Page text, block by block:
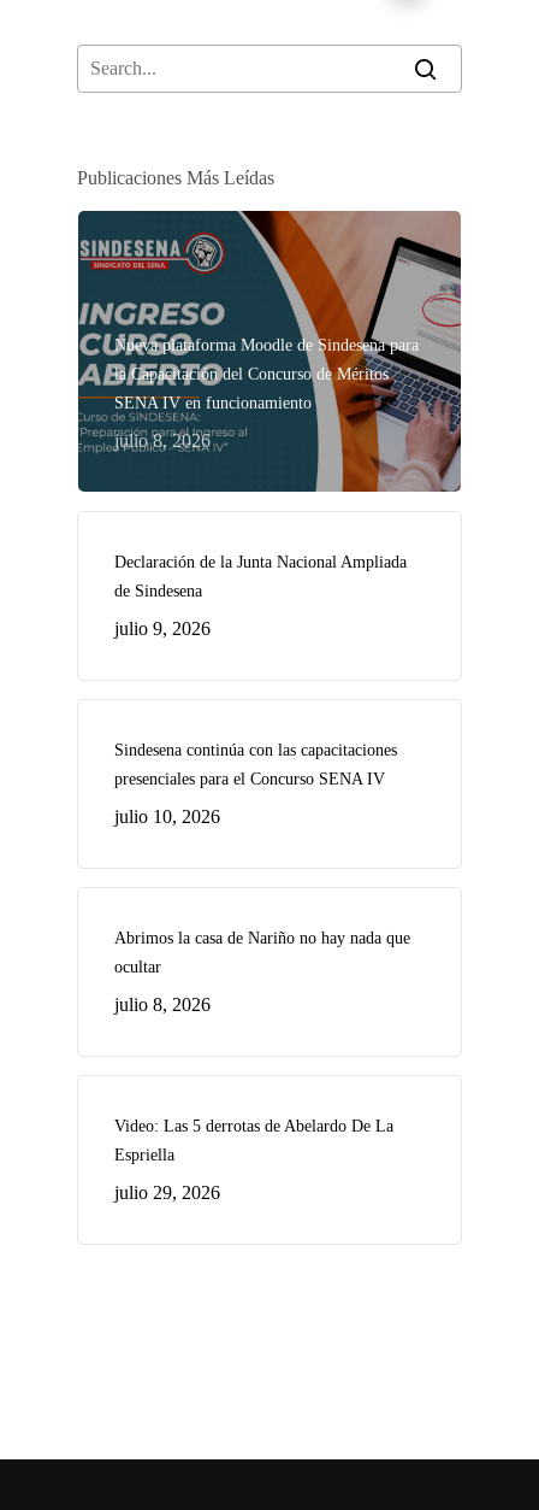
Publicaciones Más Leídas
Nueva plataforma Moodle de Sindesena para
la Capacitación del Concurso de Méritos
SENA IV en funcionamiento
julio 8, 2026
Declaración de la Junta Nacional Ampliada
de Sindesena
julio 9, 2026
Sindesena continúa con las capacitaciones
presenciales para el Concurso SENA IV
julio 10, 2026
Abrimos la casa de Nariño no hay nada que
ocultar
julio 8, 2026
Video: Las 5 derrotas de Abelardo De La
Espriella
julio 29, 2026